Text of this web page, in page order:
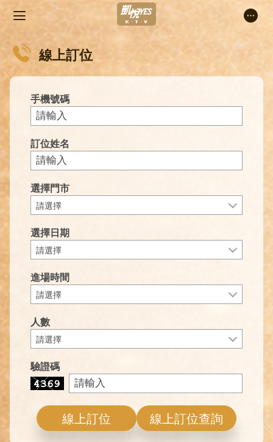
線上訂位
手機號碼
訂位姓名
選擇門市
請選擇
選擇日期
請選擇
進場時間
請選擇
人數
請選擇
驗證碼
線上訂位 線上訂位查詢